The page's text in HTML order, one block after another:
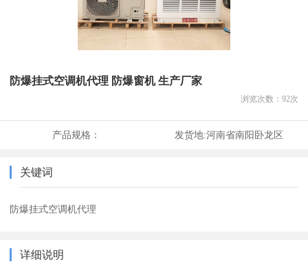
防爆挂式空调机代理 防爆窗机 生产厂家
浏览次数： 92次
产品规格： 发货地:河南省南阳卧龙区
关键词
防爆挂式空调机代理
详细说明